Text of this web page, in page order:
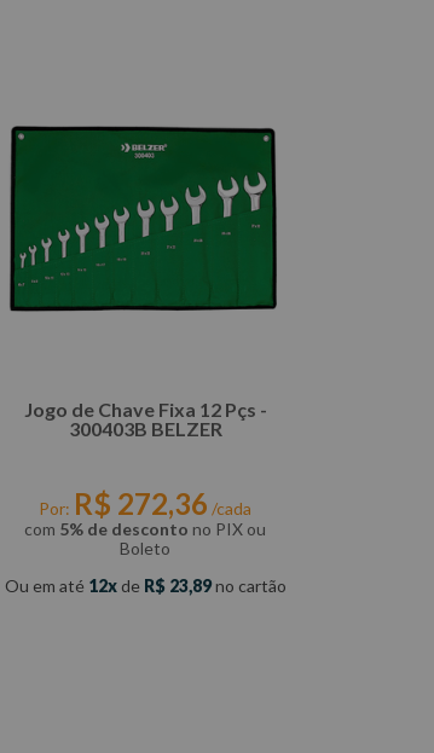
Jogo de Chave Fixa 12 Pçs -
300403B BELZER
Por: R$ 272,36 /cada
com 5% de desconto no PIX ou
Boleto
Ou em até 12 de R$ 23,89no cartão